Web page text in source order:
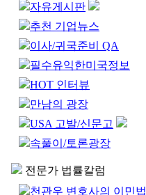
자유게시판
추천 기업뉴스
이사/귀국준비 QA
필수유익한미국정보
HOT 인터뷰
만남의 광장
USA 고발/신문고
속풀이/토론광장
전문가 법률칼럼
천관우 변호사의 이민법